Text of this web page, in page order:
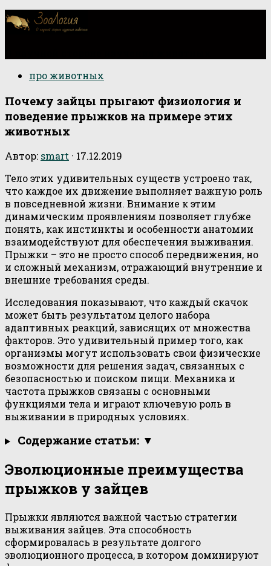
про животных
Почему зайцы прыгают физиология и
поведение прыжков на примере этих
животных
Автор: smart · 17.12.2019
Тело этих удивительных существ устроено так,
что каждое их движение выполняет важную роль
в повседневной жизни. Внимание к этим
динамическим проявлениям позволяет глубже
понять, как инстинкты и особенности анатомии
взаимодействуют для обеспечения выживания.
Прыжки – это не просто способ передвижения, но
и сложный механизм, отражающий внутренние и
внешние требования среды.
Исследования показывают, что каждый скачок
может быть результатом целого набора
адаптивных реакций, зависящих от множества
факторов. Это удивительный пример того, как
организмы могут использовать свои физические
возможности для решения задач, связанных с
безопасностью и поиском пищи. Механика и
частота прыжков связаны с основными
функциями тела и играют ключевую роль в
выживании в природных условиях.
Содержание статьи: ▼
Эволюционные преимущества
прыжков у зайцев
Прыжки являются важной частью стратегии
выживания зайцев. Эта способность
сформировалась в результате долгого
эволюционного процесса, в котором доминируют